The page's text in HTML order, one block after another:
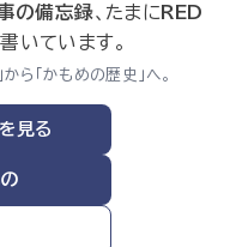
の備忘録、たまに RED
いています。
ら「かもめの歴史」へ。
見る